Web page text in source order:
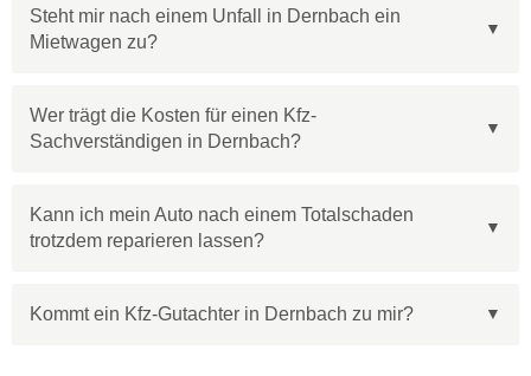
Steht mir nach einem Unfall in Dernbach ein
Mietwagen zu?
Wer trägt die Kosten für einen Kfz-
Sachverständigen in Dernbach?
Kann ich mein Auto nach einem Totalschaden
trotzdem reparieren lassen?
Kommt ein Kfz-Gutachter in Dernbach zu mir?